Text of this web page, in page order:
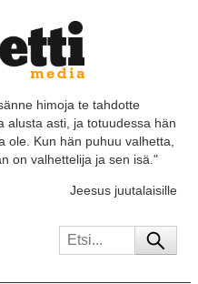
himoja te tahdotte
alusta asti, ja totuudessa hän
ole. Kun hän puhuu valhetta,
on valhettelija ja sen isä."
Jeesus juutalaisille